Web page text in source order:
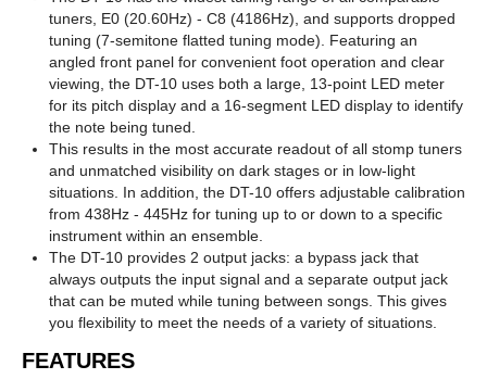
tuners, E0 (20.60Hz) - C8 (4186Hz), and supports dropped
tuning (7-semitone flatted tuning mode). Featuring an
angled front panel for convenient foot operation and clear
viewing, the DT-10 uses both a large, 13-point LED meter
for its pitch display and a 16-segment LED display to identify
the note being tuned.
This results in the most accurate readout of all stomp tuners
and unmatched visibility on dark stages or in low-light
situations. In addition, the DT-10 offers adjustable calibration
from 438Hz - 445Hz for tuning up to or down to a specific
instrument within an ensemble.
The DT-10 provides 2 output jacks: a bypass jack that
always outputs the input signal and a separate output jack
that can be muted while tuning between songs. This gives
you flexibility to meet the needs of a variety of situations.
FEATURES